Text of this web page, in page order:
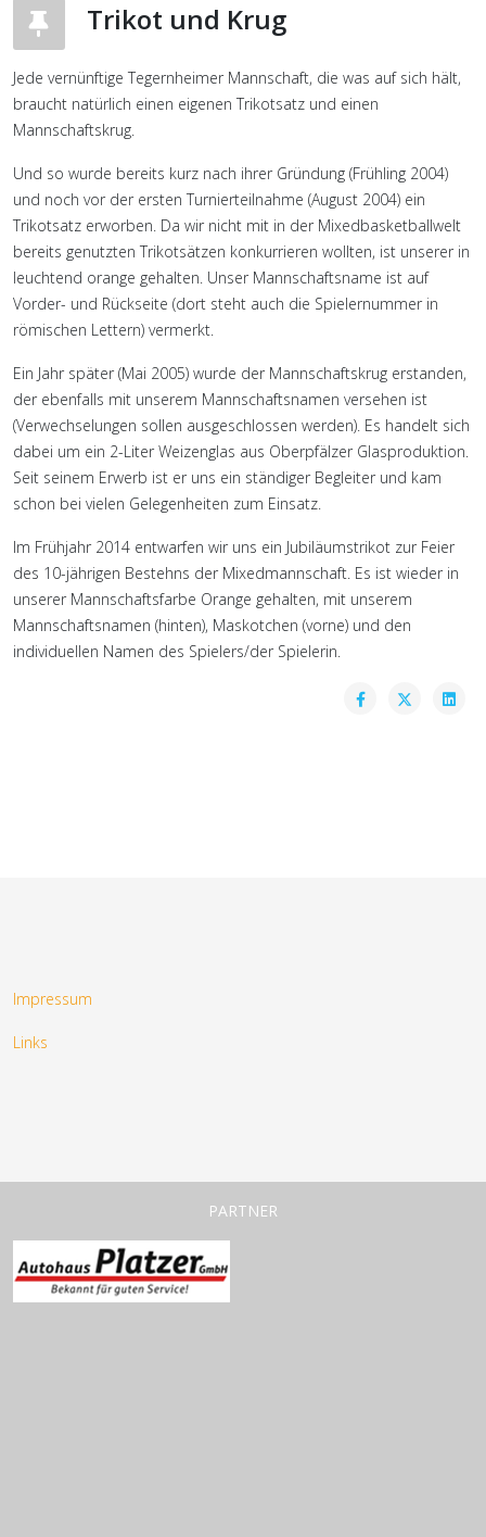
Trikot und Krug
Jede vernünftige Tegernheimer Mannschaft, die was auf sich hält,
braucht natürlich einen eigenen Trikotsatz und einen
Mannschaftskrug.
Und so wurde bereits kurz nach ihrer Gründung (Frühling 2004)
und noch vor der ersten Turnierteilnahme (August 2004) ein
Trikotsatz erworben. Da wir nicht mit in der Mixedbasketballwelt
bereits genutzten Trikotsätzen konkurrieren wollten, ist unserer in
leuchtend orange gehalten. Unser Mannschaftsname ist auf
Vorder- und Rückseite (dort steht auch die Spielernummer in
römischen Lettern) vermerkt.
Ein Jahr später (Mai 2005) wurde der Mannschaftskrug erstanden,
der ebenfalls mit unserem Mannschaftsnamen versehen ist
(Verwechselungen sollen ausgeschlossen werden). Es handelt sich
dabei um ein 2-Liter Weizenglas aus Oberpfälzer Glasproduktion.
Seit seinem Erwerb ist er uns ein ständiger Begleiter und kam
schon bei vielen Gelegenheiten zum Einsatz.
Im Frühjahr 2014 entwarfen wir uns ein Jubiläumstrikot zur Feier
des 10-jährigen Bestehns der Mixedmannschaft. Es ist wieder in
unserer Mannschaftsfarbe Orange gehalten, mit unserem
Mannschaftsnamen (hinten), Maskotchen (vorne) und den
individuellen Namen des Spielers/der Spielerin.
Impressum
Links
PARTNER